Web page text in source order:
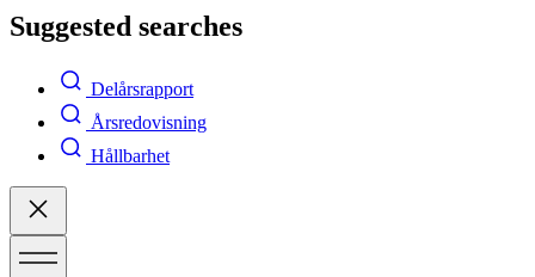
Suggested searches
Delårsrapport
Årsredovisning
Hållbarhet